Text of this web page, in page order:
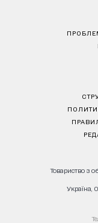
Товариство з
Україна,